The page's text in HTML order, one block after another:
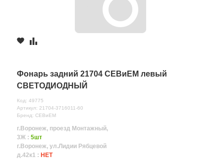
Фонарь задний 21704 СЕВиЕМ левый
СВЕТОДИОДНЫЙ
Код: 49775
Артикул: 21704-3716011-60
Бренд: СЕВиЕМ
г.Воронеж, проезд Монтажный,
3Ж : 5шт
г.Воронеж, ул.Лидии Рябцевой
д.42к1 : НЕТ